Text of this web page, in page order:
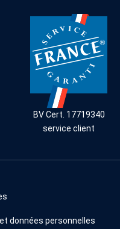
BV Cert. 17719340
service client
données personnelles